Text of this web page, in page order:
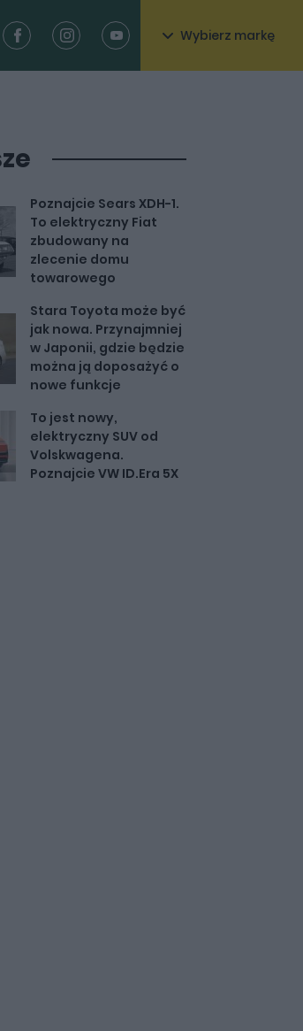
Wybierz markę
Poznajcie Sears XDH-1.
To elektryczny Fiat
zbudowany na
zlecenie domu
towarowego
Stara Toyota może być
jak nowa. Przynajmniej
w Japonii, gdzie będzie
można ją doposażyć o
nowe funkcje
To jest nowy,
elektryczny SUV od
Volskwagena.
Poznajcie VW ID.Era 5X